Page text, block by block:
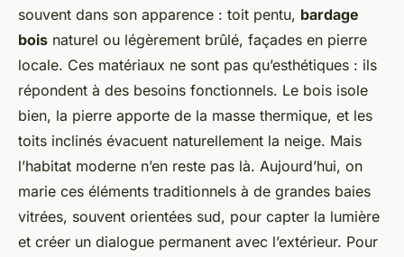
souvent dans son apparence : toit pentu, bardage
bois naturel ou légèrement brûlé, façades en pierre
locale. Ces matériaux ne sont pas qu’esthétiques : ils
répondent à des besoins fonctionnels. Le bois isole
bien, la pierre apporte de la masse thermique, et les
toits inclinés évacuent naturellement la neige. Mais
l’habitat moderne n’en reste pas là. Aujourd’hui, on
marie ces éléments traditionnels à de grandes baies
vitrées, souvent orientées sud, pour capter la lumière
et créer un dialogue permanent avec l’extérieur. Pour